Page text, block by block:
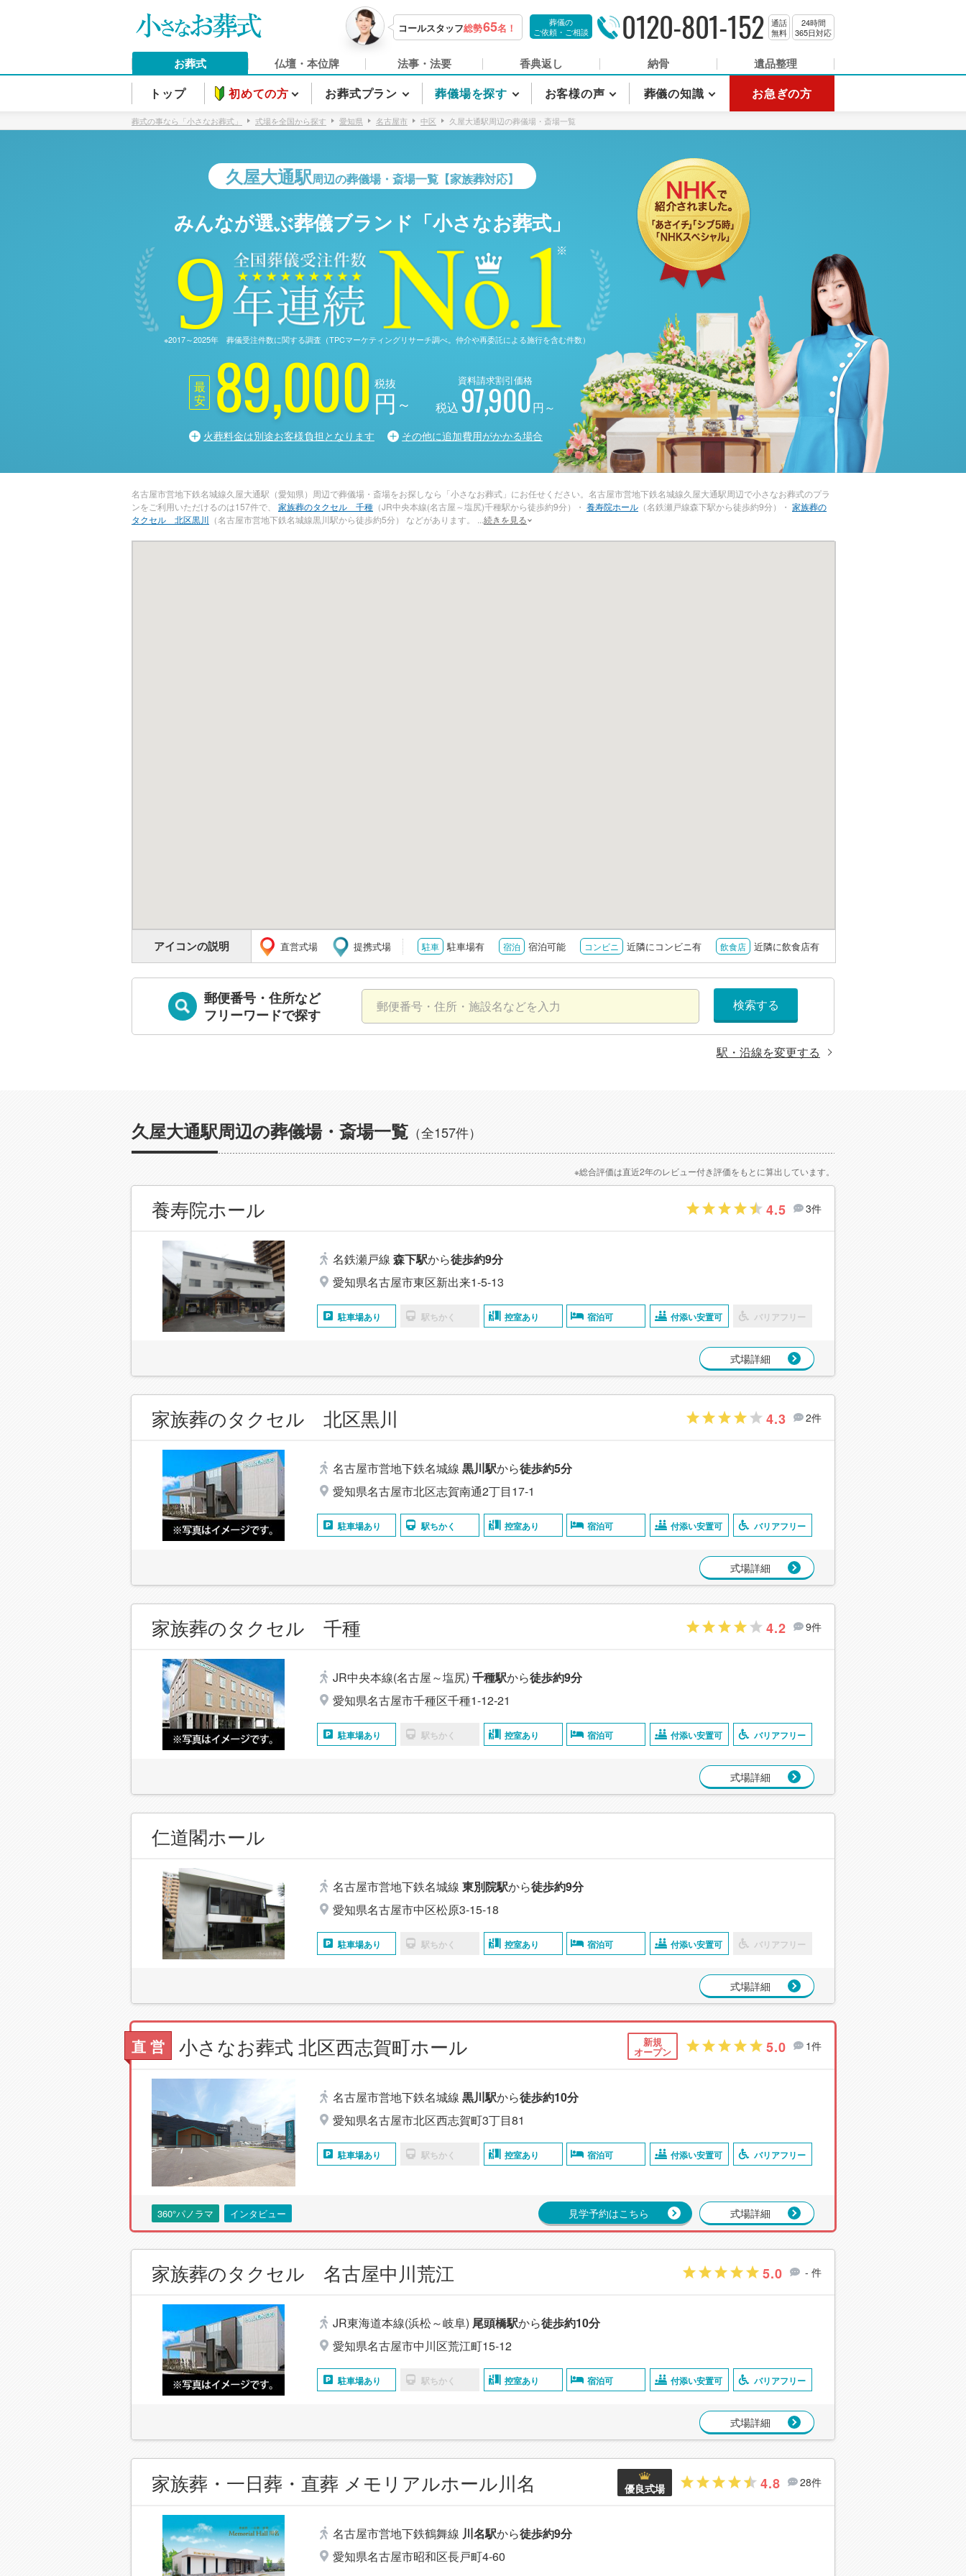
コールスタッフ総勢65名！
葬儀の
ご依頼・ご相談
0120-801-152
通話
無料
24時間
365日対応
お葬式 仏壇・本位牌 法事・法要 香典返し 納骨 遺品整理
トップ 初めての方 お葬式プラン 葬儀場を探す お客様の声 葬儀の知識 お急ぎの方
葬式の事なら「小さなお葬式」 式場を全国から探す 愛知県 名古屋市 中区 久屋大通駅周辺の葬儀場・斎場一覧
久屋大通駅周辺の葬儀場・斎場一覧【家族葬対応】
みんなが選ぶ葬儀ブランド「小さなお葬式」
9
※2017～2025年 葬儀受注件数に関する調査（TPCマーケティングリサーチ調べ。仲介や再委託による施行を含む件数）
最
安
89,000円 ～
税抜 資料請求割引価格
税込97,900円～
火葬料金は別途お客様負担となります その他に追加費用がかかる場合
名古屋市営地下鉄名城線久屋大通駅（愛知県）周辺で葬儀場・斎場をお探しなら「小さなお葬式」にお任せください。名古屋市営地下鉄名城線久屋大通駅周辺で小さなお葬式のプラ
ンをご利用いただけるのは157件で、 家族葬のタクセル 千種 （JR中央本線(名古屋～塩尻)千種駅から徒歩約9分）・ 養寿院ホール （名鉄瀬戸線森下駅から徒歩約9分）・ 家族葬の
タクセル 北区黒川 （名古屋市営地下鉄名城線黒川駅から徒歩約5分） などがあります。 続きを見る
アイコンの説明 直営式場 提携式場 駐車 駐車場有 宿泊 宿泊可能 コンビニ 近隣にコンビニ有 飲食店 近隣に飲食店有
郵便番号・住所など
フリーワードで探す
検索する
駅・沿線を変更する
久屋大通駅周辺の葬儀場・斎場一覧 （全157件）
※総合評価は直近2年のレビュー付き評価をもとに算出しています。
養寿院ホール 4.5 3件
名鉄瀬戸線 森下駅から徒歩約9分
愛知県名古屋市東区新出来1-5-13
駐車場あり 駅ちかく 控室あり 宿泊可 付添い安置可 バリアフリー
式場詳細
家族葬のタクセル 北区黒川 4.3 2件
名古屋市営地下鉄名城線 黒川駅から徒歩約5分
愛知県名古屋市北区志賀南通2丁目17-1
駐車場あり 駅ちかく 控室あり 宿泊可 付添い安置可 バリアフリー
式場詳細
家族葬のタクセル 千種 4.2 9件
JR中央本線(名古屋～塩尻) 千種駅から徒歩約9分
愛知県名古屋市千種区千種1-12-21
駐車場あり 駅ちかく 控室あり 宿泊可 付添い安置可 バリアフリー
式場詳細
仁道閣ホール
名古屋市営地下鉄名城線 東別院駅から徒歩約9分
愛知県名古屋市中区松原3-15-18
駐車場あり 駅ちかく 控室あり 宿泊可 付添い安置可 バリアフリー
式場詳細
直 営 小さなお葬式 北区西志賀町ホール 新規
オープン 5.0 1件
名古屋市営地下鉄名城線 黒川駅から徒歩約10分
愛知県名古屋市北区西志賀町3丁目81
駐車場あり 駅ちかく 控室あり 宿泊可 付添い安置可 バリアフリー
360°パノラマ インタビュー 見学予約はこちら 式場詳細
家族葬のタクセル 名古屋中川荒江 5.0 - 件
JR東海道本線(浜松～岐阜) 尾頭橋駅から徒歩約10分
愛知県名古屋市中川区荒江町15-12
駐車場あり 駅ちかく 控室あり 宿泊可 付添い安置可 バリアフリー
式場詳細
家族葬・一日葬・直葬 メモリアルホール川名 優良式場 4.8 28件
名古屋市営地下鉄鶴舞線 川名駅から徒歩約9分
愛知県名古屋市昭和区長戸町4-60